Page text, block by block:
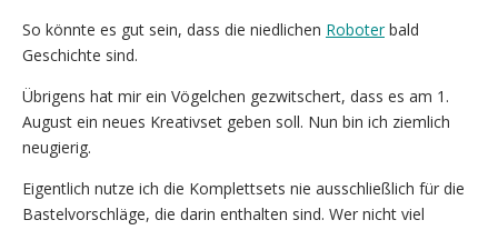
So könnte es gut sein, dass die niedlichen Roboterbald
Geschichte sind.
Übrigens hat mir ein Vögelchen gezwitschert, dass es am 1.
August ein neues Kreativset geben soll. Nun bin ich ziemlich
neugierig.
Eigentlich nutze ich die Komplettsets nie ausschließlich für die
Bastelvorschläge, die darin enthalten sind. Wer nicht viel